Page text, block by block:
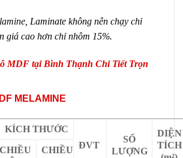
, Laminate không nên chạy chỉ
giá cao hơn chỉ nhôm 15%.
MDF tại Bình Thạnh Chi Tiết Trọn
MELAMINE
KÍCH THƯỚC
ĐVT
SỐ
LƯỢNG
DIỆN
TÍCH
CHIỀU
CHIỀU